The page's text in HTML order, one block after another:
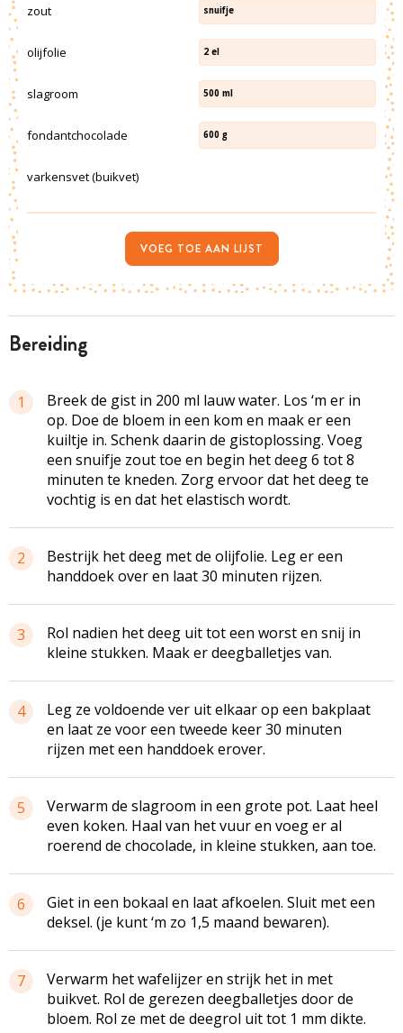
bereiding
1
Breek de gist in 200 ml lauw water. Los ‘m er in
op. Doe de bloem in een kom en maak er een
kuiltje in. Schenk daarin de gistoplossing. Voeg
een snuifje zout toe en begin het deeg 6 tot 8
minuten te kneden. Zorg ervoor dat het deeg te
vochtig is en dat het elastisch wordt.
2
Bestrijk het deeg met de olijfolie. Leg er een
handdoek over en laat 30 minuten rijzen.
3
Rol nadien het deeg uit tot een worst en snij in
kleine stukken. Maak er deegballetjes van.
4
Leg ze voldoende ver uit elkaar op een bakplaat
en laat ze voor een tweede keer 30 minuten
rijzen met een handdoek erover.
5
Verwarm de slagroom in een grote pot. Laat heel
even koken. Haal van het vuur en voeg er al
roerend de chocolade, in kleine stukken, aan toe.
6
Giet in een bokaal en laat afkoelen. Sluit met een
deksel. (je kunt ‘m zo 1,5 maand bewaren).
7
Verwarm het wafelijzer en strijk het in met
buikvet. Rol de gerezen deegballetjes door de
bloem. Rol ze met de deegrol uit tot 1 mm dikte.
zout snuifje
olijfolie 2 el
slagroom 500 ml
fondantchocolade 600 g
varkensvet (buikvet)
VOEG TOE AAN LIJST